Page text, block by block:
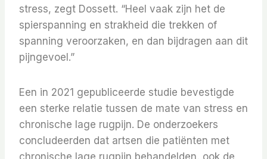
stress, zegt Dossett. “Heel vaak zijn het de
spierspanning en strakheid die trekken of
spanning veroorzaken, en dan bijdragen aan dit
pijngevoel.”
Een in 2021 gepubliceerde studie bevestigde
een sterke relatie tussen de mate van stress en
chronische lage rugpijn. De onderzoekers
concludeerden dat artsen die patiënten met